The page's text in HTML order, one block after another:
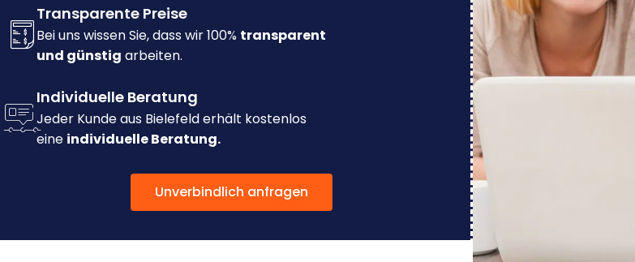
Transparente Preise
Bei uns wissen Sie, dass wir 100% transparent
und günstig arbeiten.
Individuelle Beratung
Jeder Kunde aus Bielefeld erhält kostenlos
eine individuelle Beratung.
Unverbindlich anfragen